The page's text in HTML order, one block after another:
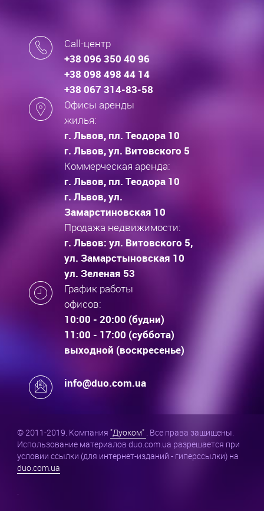
Call-центр
+38 096 350 40 96
+38 098 498 44 14
+38 067 314-83-58
Офисы аренды
жилья:
г. Львов, пл. Теодора 10
г. Львов, ул. Витовского 5
Коммерческая аренда:
г. Львов, пл. Теодора 10
г. Львов, ул.
Замарстиновская 10
Продажа недвижимости:
г. Львов: ул. Витовского 5,
ул. Замарстыновская 10
ул. Зеленая 53
График работы
офисов:
10:00 - 20:00 (будни)
11:00 - 17:00 (суббота)
выходной (воскресенье)
info@duo.com.ua
© 2011-2019. Компания "Дуоком" . Все права защищены.
Использование материалов duo.com.ua разрешается при
условии ссылки (для интернет-изданий - гиперссылки) на
duo.com.ua
.